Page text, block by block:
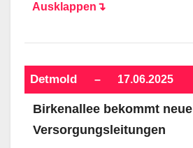
Ausklappen↴
Detmold – 17.06.2025
Birkenallee bekommt neue
Versorgungsleitungen